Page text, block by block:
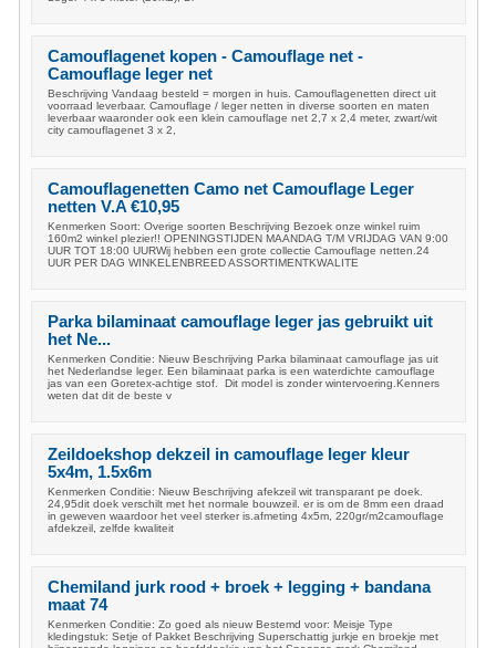
Camouflagenet kopen - Camouflage net -
Camouflage leger net
Beschrijving Vandaag besteld = morgen in huis. Camouflagenetten direct uit
voorraad leverbaar. Camouflage / leger netten in diverse soorten en maten
leverbaar waaronder ook een klein camouflage net 2,7 x 2,4 meter, zwart/wit
city camouflagenet 3 x 2,
Camouflagenetten Camo net Camouflage Leger
netten V.A €10,95
Kenmerken Soort: Overige soorten Beschrijving Bezoek onze winkel ruim
160m2 winkel plezier!! OPENINGSTIJDEN MAANDAG T/M VRIJDAG VAN 9:00
UUR TOT 18:00 UURWij hebben een grote collectie Camouflage netten.24
UUR PER DAG WINKELENBREED ASSORTIMENTKWALITE
Parka bilaminaat camouflage leger jas gebruikt uit
het Ne...
Kenmerken Conditie: Nieuw Beschrijving Parka bilaminaat camouflage jas uit
het Nederlandse leger. Een bilaminaat parka is een waterdichte camouflage
jas van een Goretex-achtige stof. Dit model is zonder wintervoering.Kenners
weten dat dit de beste v
Zeildoekshop dekzeil in camouflage leger kleur
5x4m, 1.5x6m
Kenmerken Conditie: Nieuw Beschrijving afekzeil wit transparant pe doek.
24,95dit doek verschilt met het normale bouwzeil. er is om de 8mm een draad
in geweven waardoor het veel sterker is.afmeting 4x5m, 220gr/m2camouflage
afdekzeil, zelfde kwaliteit
Chemiland jurk rood + broek + legging + bandana
maat 74
Kenmerken Conditie: Zo goed als nieuw Bestemd voor: Meisje Type
kledingstuk: Setje of Pakket Beschrijving Superschattig jurkje en broekje met